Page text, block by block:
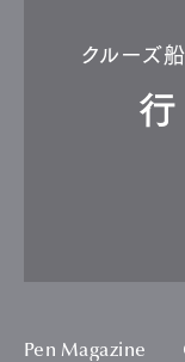
クルーズ
Pen Magazine